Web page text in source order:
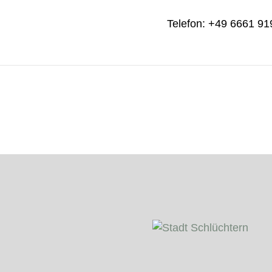
Telefon: +49 6661